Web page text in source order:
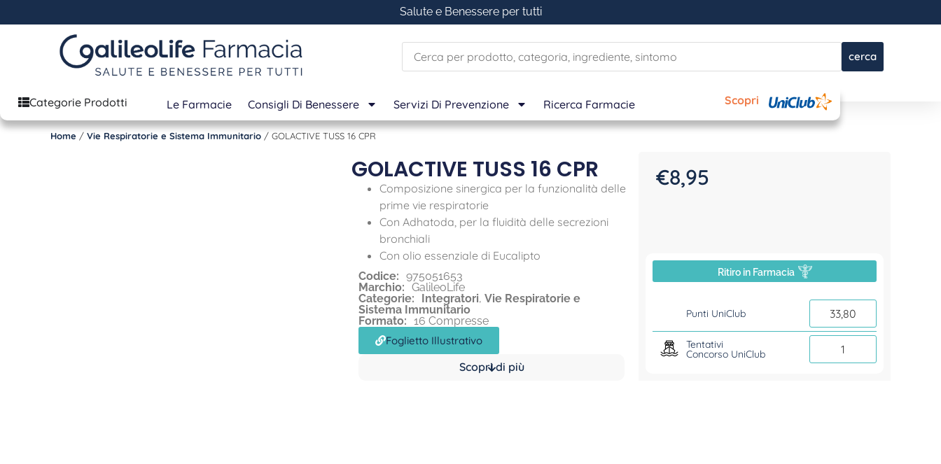
Salute e Benessere per tutti
cerca
Categorie Prodotti Le Farmacie Consigli Di Benessere Servizi Di Prevenzione Ricerca Farmacie Scopri
Home / Vie Respiratorie e Sistema Immunitario / GOLACTIVE TUSS 16 CPR
GOLACTIVE TUSS 16 CPR
Composizione sinergica per la funzionalità delle
prime vie respiratorie
Con Adhatoda, per la fluidità delle secrezioni
bronchiali
Con olio essenziale di Eucalipto
Codice: 975051653
Marchio: GalileoLife
Categorie:
Integratori, Vie Respiratorie e
Sistema Immunitario
Formato: 16 Compresse
Foglietto Illustrativo
Scopri di più
€8,95
Ritiro in Farmacia
Punti UniClub 33,80
Tentativi
Concorso UniClub 1